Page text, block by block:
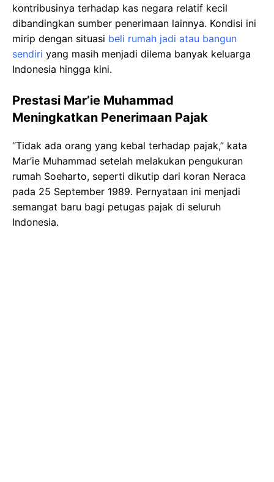
kontribusinya terhadap kas negara relatif kecil
dibandingkan sumber penerimaan lainnya. Kondisi ini
mirip dengan situasi beli rumah jadi atau bangun
sendiri yang masih menjadi dilema banyak keluarga
Indonesia hingga kini.
Prestasi Mar’ie Muhammad
Meningkatkan Penerimaan Pajak
“Tidak ada orang yang kebal terhadap pajak,” kata
Mar’ie Muhammad setelah melakukan pengukuran
rumah Soeharto, seperti dikutip dari koran Neraca
pada 25 September 1989. Pernyataan ini menjadi
semangat baru bagi petugas pajak di seluruh
Indonesia.